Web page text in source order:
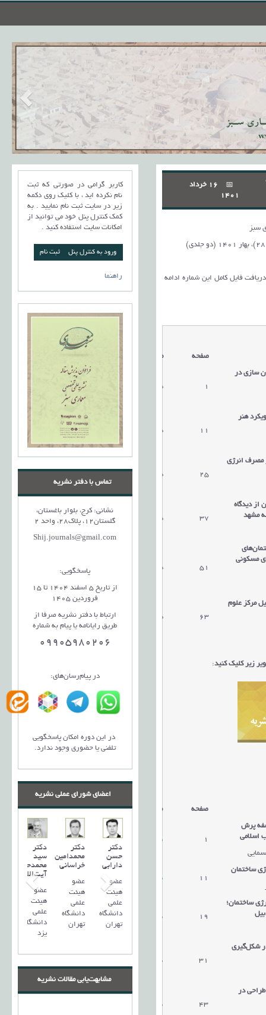
16 خرداد
1401
سبز
فایل کامل این شماره ادامه
صفحه مقالات
سازی در
1
دریافت مقاله
هنر
11
دریافت مقاله
مصرف انرژی
25
دریافت مقاله
از دیدگاه
مشهد
37 دریافت مقاله
مسکونی
51
دریافت مقاله
مرکز علوم
63
دریافت مقاله
زیر کلیک کنید:
صفحه مقالات
پرش
اسلامی
1
دریافت مقاله
ساختمان
11
دریافت مقاله
ساختمان؛
19 دریافت مقاله
شکل‌گیری
31
دریافت مقاله
در
43
دریافت مقاله
کاربر گرامی در صورتی که ثبت
نام نکرده اید ، با کلیک روی دکمه
زیر در سایت ثبت نام نمایید . به
کمک کنترل پنل خود می توانید از
امکانات سایت استفاده کنید .
ورود به کنترل پنل
راهنما
تماس با دفتر نشریه
نشانی: کرج، بلوار باغستان،
گلستان12، پلاک28، واحد 2
Shij.journals@gmail.com
پاسخگویی:
از تاریخ 5 اسفند 1404 تا 15
فروردین 1405
ارتباط با دفتر نشریه صرفا از
طریق رایانامه یا پیام به شماره
09905980206
در پیام‌رسان‌های:
در این دوره امکان پاسخگویی
تلفنی یا حضوری وجود ندارد.
اعضای شورای عملی نشریه
دکتر
سید
محمد‌حسین
آیت‌اللهی
عضو
هیئت
علمی
دانشگاه
یزد
دکتر
محمدامین
خراسانی
عضو
هیئت
علمی
دانشگاه
تهران
دکتر
حسن
دارابی
عضو
هیئت
علمی
دانشگاه
تهران
مشابهت‌یابی مقالات نشریه